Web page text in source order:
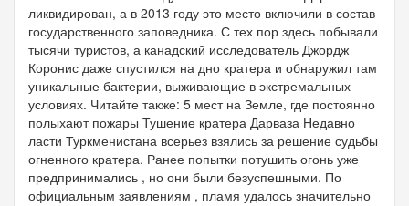
ликвидирован, а в 2013 году это место включили в состав
государственного заповедника. С тех пор здесь побывали
тысячи туристов, а канадский исследователь Джордж
Коронис даже спустился на дно кратера и обнаружил там
уникальные бактерии, выживающие в экстремальных
условиях. Читайте также: 5 мест на Земле, где постоянно
полыхают пожары Тушение кратера Дарваза Недавно
ласти Туркменистана всерьез взялись за решение судьбы
огненного кратера. Ранее попытки потушить огонь уже
предпринимались , но они были безуспешными. По
официальным заявлениям , пламя удалось значительно